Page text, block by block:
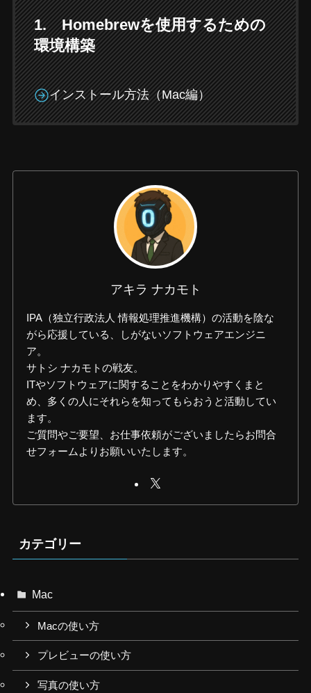
1. Homebrewを使用するための
環境構築
インストール方法（Mac編）
アキラ ナカモト
IPA（独立行政法人 情報処理推進機構）の活動を陰な
がら応援している、しがないソフトウェアエンジニ
ア。
サトシ ナカモトの戦友。
ITやソフトウェアに関することをわかりやすくまと
め、多くの人にそれらを知ってもらおうと活動してい
ます。
ご質問やご要望、お仕事依頼がございましたらお問合
せフォームよりお願いいたします。
カテゴリー
Mac
Macの使い方
プレビューの使い方
写真の使い方